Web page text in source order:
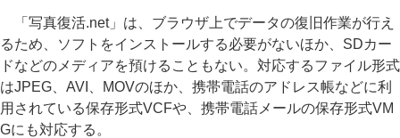
「写真復活.net」は、ブラウザ上でデータの復旧作業が行え
るため、ソフトをインストールする必要がないほか、SDカー
ドなどのメディアを預けることもない。対応するファイル形式
はJPEG、AVI、MOVのほか、携帯電話のアドレス帳などに利
用されている保存形式VCFや、携帯電話メールの保存形式VM
Gにも対応する。